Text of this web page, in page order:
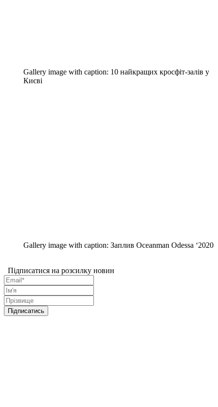
Gallery image with caption: 10 найкращих кросфіт-залів у
Києві
Gallery image with caption: Заплив Oceanman Odessa ‘2020
Підписатися на розсилку новин